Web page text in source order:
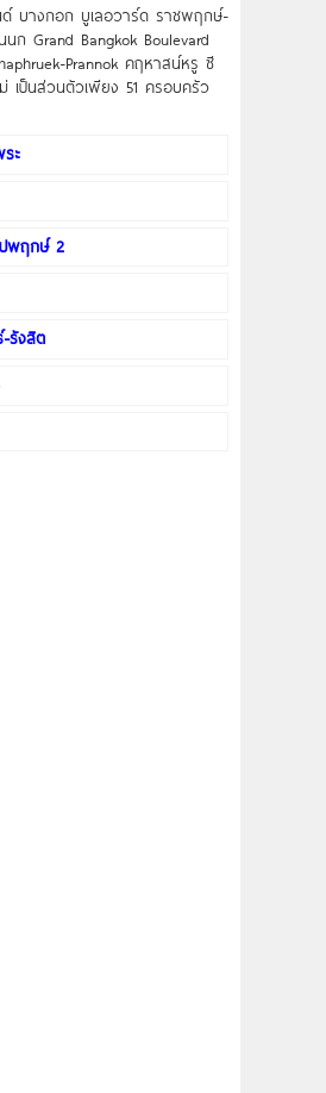
ด์ บางกอก บูเลอวาร์ด ราชพฤกษ์-
ก Grand Bangkok Boulevard
Prannok คฤหาสน์หรู ซี
เป็นส่วนตัวเพียง 51 ครอบครัว
ะ
พฤกษ์ 2
-รังสิต